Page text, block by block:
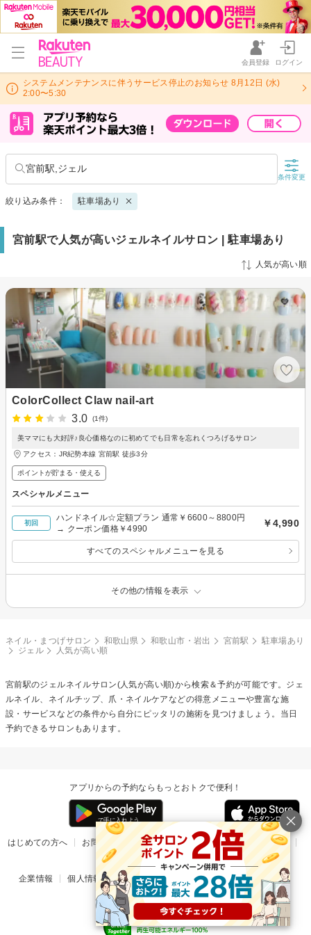
会員登録 ログイン
システムメンテナンスに伴うサービス停止のお知らせ 8月12日 (水)
2:00〜5:30
宮前駅,ジェル
条件変更
絞り込み条件： 駐車場あり
宮前駅で人気が高いジェルネイルサロン | 駐車場あり
人気が高い順
ColorCollect Claw nail-art
3.0
(1件)
美ママにも大好評♪良心価格なのに初めてでも日常を忘れくつろげるサロン
アクセス：JR紀勢本線 宮前駅 徒歩3分
ポイントが貯まる・使える
スペシャルメニュー
初回
ハンドネイル☆定額プラン 通常￥6600～8800円
→ クーポン価格￥4990
￥4,990
すべてのスペシャルメニューを見る
その他の情報を表示
ネイル・まつげサロン 和歌山県 和歌山市・岩出 宮前駅
駐車場あり
ジェル
人気が高い順
宮前駅のジェルネイルサロン(人気が高い順)から検索＆予約が可能です。ジェ
ルネイル、ネイルチップ、爪・ネイルケアなどの得意メニューや豊富な施
設・サービスなどの条件から自分にピッタリの施術を見つけましょう。当日
予約できるサロンもあります。
アプリからの予約ならもっとおトクで便利！
はじめての方へ お問い合わせ ヘルプ リリース情報
利用規約
掲載ご希望のサロン様
企業情報 個人情報保護方針 楽天のサービス一覧 アプリ一覧
© Rakuten Group, Inc.